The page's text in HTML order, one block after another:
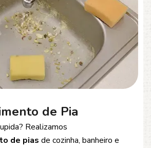
de Esgoto
entupimento de esgoto
rápidas e eficientes para